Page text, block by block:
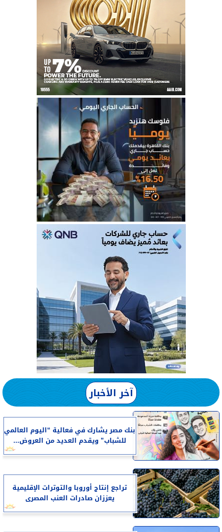
آخر الأخبار
بنك مصر يشارك في فعالية “اليوم العالمي
للشباب” ويقدم العديد من العروض...
تراجع إنتاج أوروبا والتوترات الإقليمية
يعززان صادرات العنب المصرى